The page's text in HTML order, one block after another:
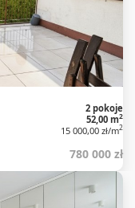
2 pokoje
52,00 m2
15 000,00 zł/m2
780 000 zł